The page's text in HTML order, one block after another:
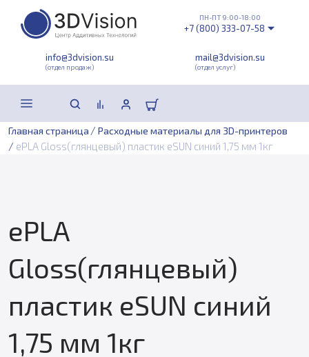
info@3dvision.su
(отдел продаж)
mail@3dvision.su
(отдел услуг)
ПН-ПТ 9:00-18:00
+7 (800) 333-07-58
Главная страница / Расходные материалы для 3D-принтеров
/ ePLA Gloss(глянцевый) пластик eSUN синий 1,75 мм 1кг
ePLA
Gloss(глянцевый)
пластик eSUN синий
1,75 мм 1кг